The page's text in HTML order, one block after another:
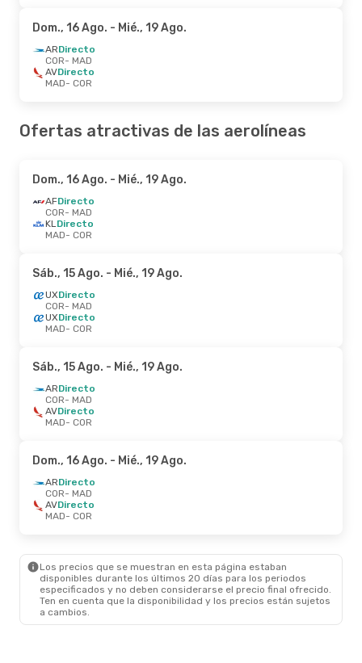
Dom., 16 Ago. - Mié., 19 Ago.
ARDirecto
COR- MAD
AVDirecto
MAD- COR
Ofertas atractivas de las aerolíneas
Dom., 16 Ago. - Mié., 19 Ago.
AFDirecto
COR- MAD
KLDirecto
MAD- COR
Sáb., 15 Ago. - Mié., 19 Ago.
UXDirecto
COR- MAD
UXDirecto
MAD- COR
Sáb., 15 Ago. - Mié., 19 Ago.
ARDirecto
COR- MAD
AVDirecto
MAD- COR
Dom., 16 Ago. - Mié., 19 Ago.
ARDirecto
COR- MAD
AVDirecto
MAD- COR
Los precios que se muestran en esta página estaban
disponibles durante los últimos 20 días para los periodos
especificados y no deben considerarse el precio final ofrecido.
Ten en cuenta que la disponibilidad y los precios están sujetos
a cambios.